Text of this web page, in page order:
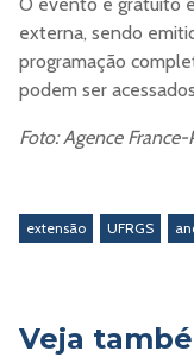
externa, sendo
programação
podem ser
Foto: Agence France-
extensão UFRGS
Veja